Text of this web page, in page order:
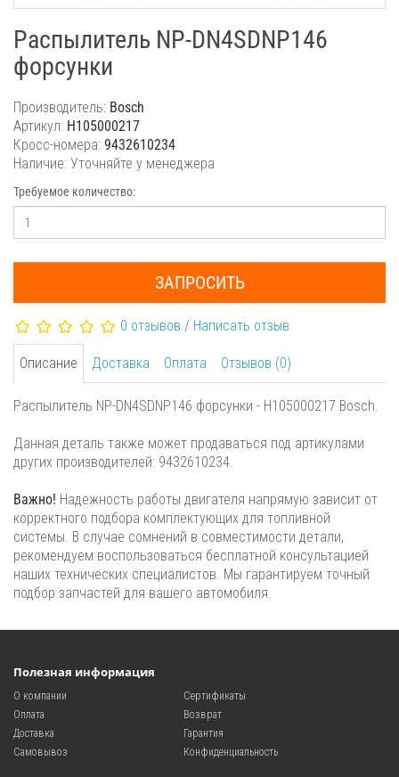
Распылитель NP-DN4SDNP146
форсунки
Производитель: Bosch
Артикул: H105000217
Кросс-номера: 9432610234
Наличие: Уточняйте у менеджера
Требуемое количество:
ЗАПРОСИТЬ
0 отзывов / Написать отзыв
Описание Доставка Оплата Отзывов (0)
Распылитель NP-DN4SDNP146 форсунки - H105000217 Bosch.
Данная деталь также может продаваться под артикулами
других производителей: 9432610234.
Важно! Надежность работы двигателя напрямую зависит от
корректного подбора комплектующих для топливной
системы. В случае сомнений в совместимости детали,
рекомендуем воспользоваться бесплатной консультацией
наших технических специалистов. Мы гарантируем точный
подбор запчастей для вашего автомобиля.
Полезная информация
О компании
Оплата
Доставка
Самовывоз
Сертификаты
Возврат
Гарантия
Конфиденциальность